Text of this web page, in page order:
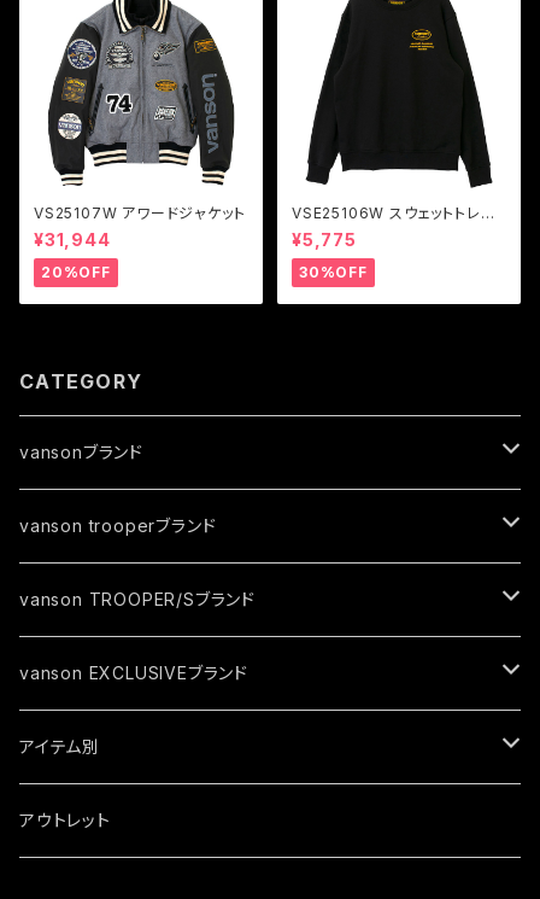
VS25107W アワードジャケット
¥31,944
20%OFF
VSE25106W スウェットトレー
ナー
¥5,775
30%OFF
CATEGORY
vansonブランド
ジャケット
春夏モデル
秋冬モデル
トップス
グローブ
キャップ
ソックス
vanson trooperブランド
ジャケット
春夏モデル
秋冬モデル
トップス
vanson TROOPER/Sブランド
ジャケット
春夏モデル
秋冬モデル
トップス
vanson EXCLUSIVEブランド
ジャケット
春夏モデル
トップス
アイテム別
ジャケット
アウトレット